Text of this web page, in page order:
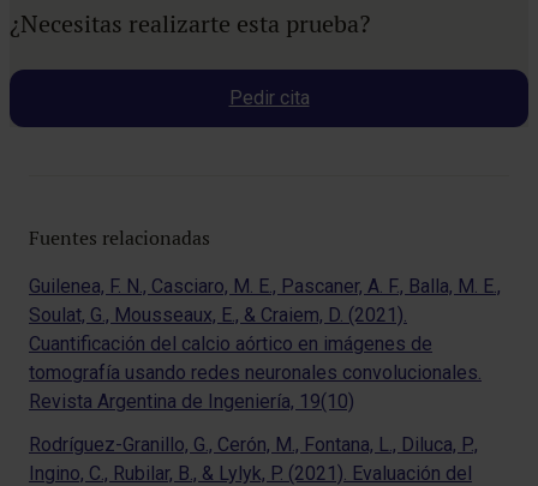
¿Necesitas realizarte esta prueba?
Pedir cita
Fuentes relacionadas
Guilenea, F. N., Casciaro, M. E., Pascaner, A. F., Balla, M. E.,
Soulat, G., Mousseaux, E., & Craiem, D. (2021).
Cuantificación del calcio aórtico en imágenes de
tomografía usando redes neuronales convolucionales.
Revista Argentina de Ingeniería, 19(10)
Rodríguez-Granillo, G., Cerón, M., Fontana, L., Diluca, P.,
Ingino, C., Rubilar, B., & Lylyk, P. (2021). Evaluación del